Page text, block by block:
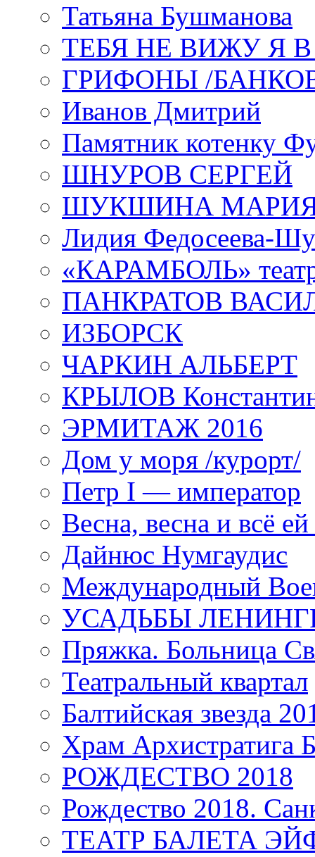
Татьяна Бушманова
ТЕБЯ НЕ ВИЖУ Я
ГРИФОНЫ /
Иванов Дмитрий
Памятник котенку
ШНУРОВ СЕРГЕЙ
ШУКШИНА
Лидия Федосеева-
«КАРАМБОЛЬ»
ПАНКРАТОВ
ИЗБОРСК
ЧАРКИН АЛЬБЕРТ
КРЫЛОВ
ЭРМИТАЖ 2016
Дом у моря /курорт/
Петр I — император
Весна, весна и всё
Дайнюс Нумгаудис
Международный
УСАДЬБЫ
Пряжка. Больница
Театральный квартал
Балтийская звезда
Храм
РОЖДЕСТВО 2018
Рождество 2018.
ТЕАТР БАЛЕТА